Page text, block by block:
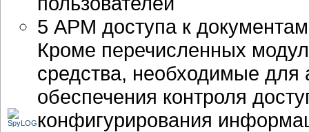
5 АРМ доступа к документам
Кроме перечисленных
средства, необходимые
обеспечения контроля
конфигурирования